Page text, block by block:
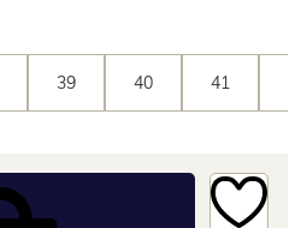
39 40 41